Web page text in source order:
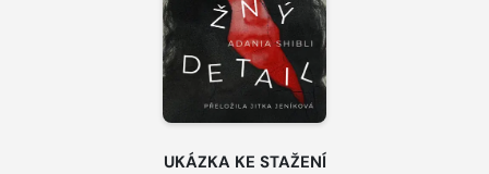
UKÁZKA KE STAŽENÍ